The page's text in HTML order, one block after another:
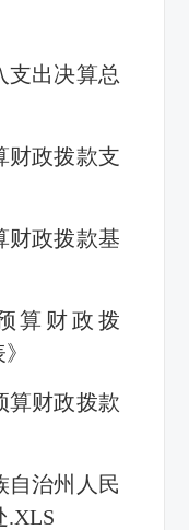
支出决算总
财政拨款支
财政拨款基
算财政拨
算财政拨款
自治州人民
.XLS